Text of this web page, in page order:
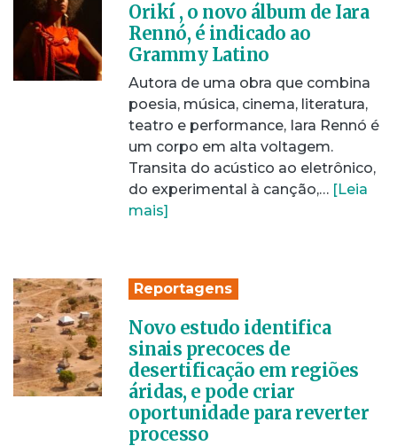
Orikí , o novo álbum de Iara
Rennó, é indicado ao
Grammy Latino
Autora de uma obra que combina
poesia, música, cinema, literatura,
teatro e performance, Iara Rennó é
um corpo em alta voltagem.
Transita do acústico ao eletrônico,
do experimental à canção,… [Leia
mais]
Reportagens
Novo estudo identifica
sinais precoces de
desertificação em regiões
áridas, e pode criar
oportunidade para reverter
processo